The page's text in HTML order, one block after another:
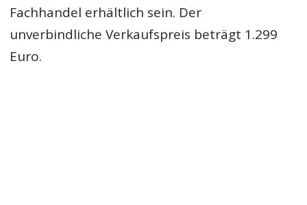
Fachhandel erhältlich sein. Der
unverbindliche Verkaufspreis beträgt 1.299
Euro.